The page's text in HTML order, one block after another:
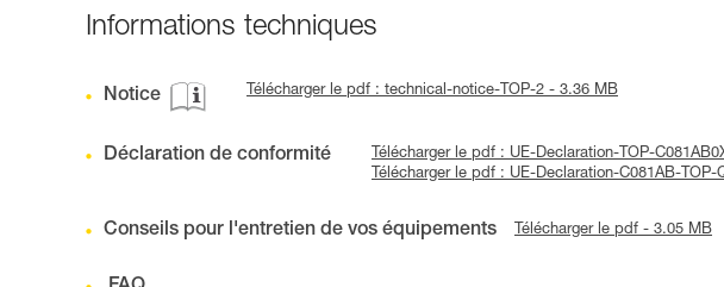
Informations techniques
Notice Télécharger le pdf : technical-notice-TOP-2 - 3.36 MB
Déclaration de conformité
Télécharger le pdf : UE-Declaration-TOP-
Télécharger le pdf : UE-Declaration-C081AB-
Conseils pour l'entretien de vos équipements Télécharger le pdf - 3.05 MB